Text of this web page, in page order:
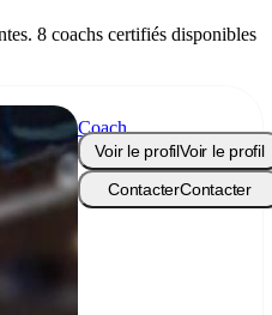
8 coachs certifiés disponibles
Coach
Raph
Voir le profilVoir le profil
ContacterContacter